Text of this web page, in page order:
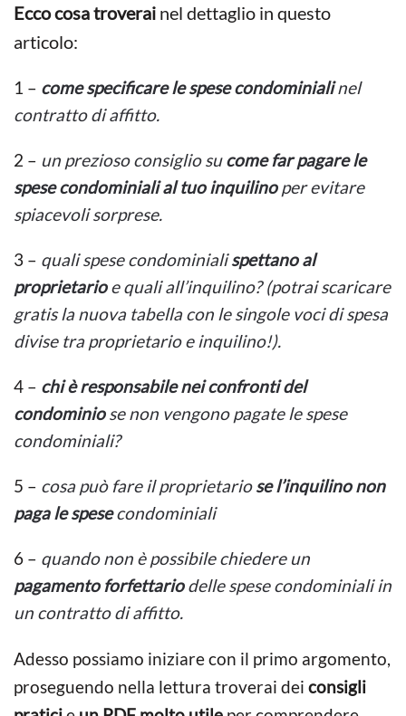
Ecco cosa troverai nel dettaglio in questo
articolo:
1 – come specificare le spese condominialinel
contratto di affitto.
2 – un prezioso consiglio sucome far pagare le
spese condominiali al tuo inquilinoper evitare
spiacevoli sorprese.
3 – quali spese condominialispettano al
proprietarioe quali all’inquilino?(potrai scaricare
gratis la nuova tabella con le singole voci di spesa
divise tra proprietario e inquilino!).
4 – chi è responsabile nei confronti del
condominiose non vengono pagate le spese
condominiali?
5 – cosa può fare il proprietariose l’inquilino non
paga le spesecondominiali
6 – quando non è possibile chiedere un
pagamento forfettariodelle spese condominiali in
un contratto di affitto.
Adesso possiamo iniziare con il primo argomento,
proseguendo nella lettura troverai dei consigli